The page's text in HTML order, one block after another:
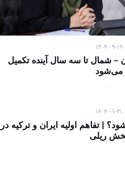
۱۴۰۴-۰۹-۱۹
– شمال تا سه سال آینده تکمیل
می‌شود
۱۴۰۴-۰۱-۳۱
| تفاهم‌ اولیه ایران و ترکیه در
ریلی